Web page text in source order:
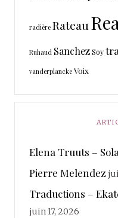
radière Rateau
Ruhaud SanchezSoy
vanderplancke Voix
Elena Truuts –
Pierre Melendez
Traductions –
juin 17, 2026